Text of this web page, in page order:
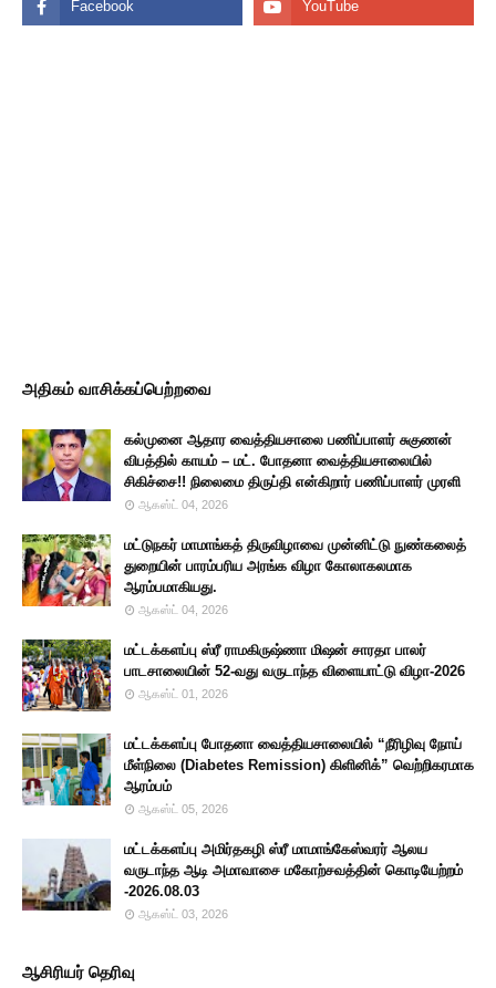
அதிகம் வாசிக்கப்பெற்றவை
கல்முனை ஆதார வைத்தியசாலை பணிப்பாளர் சுகுணன்
விபத்தில் காயம் – மட். போதனா வைத்தியசாலையில்
சிகிச்சை!! நிலைமை திருப்தி என்கிறார் பணிப்பாளர் முரளி
ஆகஸ்ட் 04, 2026
மட்டுநகர் மாமாங்கத் திருவிழாவை முன்னிட்டு நுண்கலைத்
துறையின் பாரம்பரிய அரங்க விழா கோலாகலமாக
ஆரம்பமாகியது.
ஆகஸ்ட் 04, 2026
மட்டக்களப்பு ஸ்ரீ ராமகிருஷ்ணா மிஷன் சாரதா பாலர்
பாடசாலையின் 52-வது வருடாந்த விளையாட்டு விழா-2026
ஆகஸ்ட் 01, 2026
மட்டக்களப்பு போதனா வைத்தியசாலையில் “நீரிழிவு நோய்
மீள்நிலை (Diabetes Remission) கிளினிக்” வெற்றிகரமாக
ஆரம்பம்
ஆகஸ்ட் 05, 2026
மட்டக்களப்பு அமிர்தகழி ஸ்ரீ மாமாங்கேஸ்வரர் ஆலய
வருடாந்த ஆடி அமாவாசை மகோற்சவத்தின் கொடியேற்றம்
-2026.08.03
ஆகஸ்ட் 03, 2026
ஆசிரியர் தெரிவு